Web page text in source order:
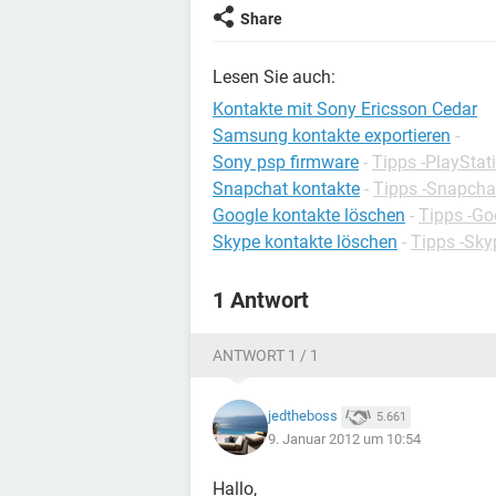
Share
Lesen Sie auch:
Kontakte mit Sony Ericsson Cedar
Samsung kontakte exportieren -
Sony psp firmware - Tipps -
Snapchat kontakte - Tipps -
Google kontakte löschen - Tipps -
Skype kontakte löschen - Tipps -
1 Antwort
ANTWORT 1 / 1
jedtheboss 5.661
9. Januar 2012 um 10:54
Hallo,